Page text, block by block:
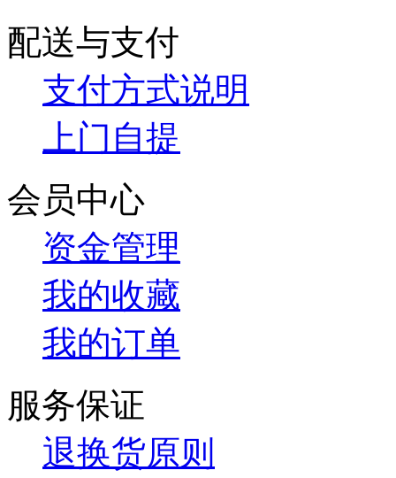
配送与支付
支付方式说明
上门自提
会员中心
资金管理
我的收藏
我的订单
服务保证
退换货原则